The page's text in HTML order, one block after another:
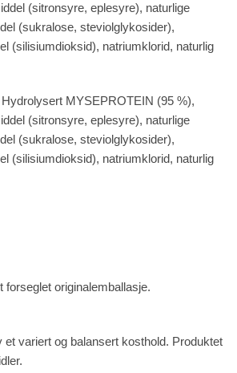
(sitronsyre, eplesyre), naturlige
(sukralose, steviolglykosider),
(silisiumdioksid), natriumklorid, naturlig
Hydrolysert MYSEPROTEIN (95 %),
(sitronsyre, eplesyre), naturlige
(sukralose, steviolglykosider),
(silisiumdioksid), natriumklorid, naturlig
forseglet originalemballasje.
et variert og balansert kosthold. Produktet